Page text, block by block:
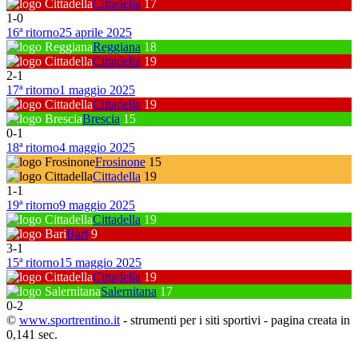
Cittadella 17
1-0
16ª ritorno25 aprile 2025
Reggiana 18
Cittadella 19
2-1
17ª ritorno1 maggio 2025
Cittadella 19
Brescia 15
0-1
18ª ritorno4 maggio 2025
Frosinone 15
Cittadella 19
1-1
19ª ritorno9 maggio 2025
Cittadella 19
Bari 9
3-1
15ª ritorno15 maggio 2025
Cittadella 19
Salernitana 17
0-2
© www.sportrentino.it - strumenti per i siti sportivi - pagina creata in
0,141 sec.